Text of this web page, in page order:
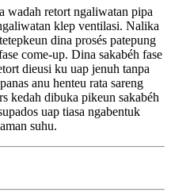
wadah retort ngaliwatan pipa
klep ventilasi. Nalika
dina prosés patepung
come-up. Dina sakabéh fase
dieusi ku uap jenuh tanpa
anu henteu rata sareng
kedah dibuka pikeun sakabéh
uap tiasa ngabentuk
suhu.